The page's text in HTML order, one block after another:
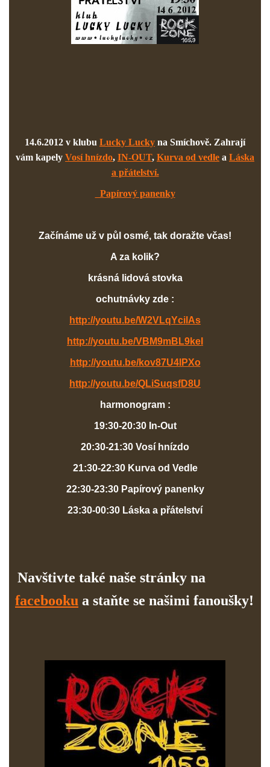
14.6.2012 v klubu Lucky Lucky na Smíchově. Zahrají
vám kapely Vosí hnízdo, IN-OUT, Kurva od vedle a Láska
a přátelství.
Papírový panenky
Začínáme už v půl osmé, tak doražte včas!
A za kolik?
krásná lidová stovka
ochutnávky zde :
http://youtu.be/W2VLqYcilAs
http://youtu.be/VBM9mBL9keI
http://youtu.be/kov87U4lPXo
http://youtu.be/QLiSuqsfD8U
harmonogram :
19:30-20:30 In-Out
20:30-21:30 Vosí hnízdo
21:30-22:30 Kurva od Vedle
22:30-23:30 Papírový panenky
23:30-00:30 Láska a přátelství
Navštivte také naše stránky na
facebooku a staňte se našimi fanoušky!